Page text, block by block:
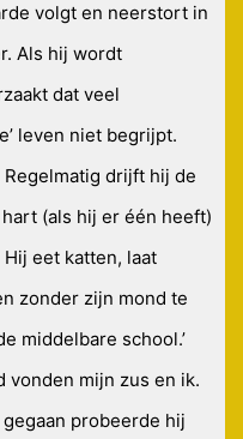
volgt en neerstort in
Als hij wordt
dat veel
leven niet begrijpt.
drijft hij de
(als hij er één heeft)
eet katten, laat
zonder zijn mond te
middelbare school.’
vonden mijn zus en ik.
probeerde hij